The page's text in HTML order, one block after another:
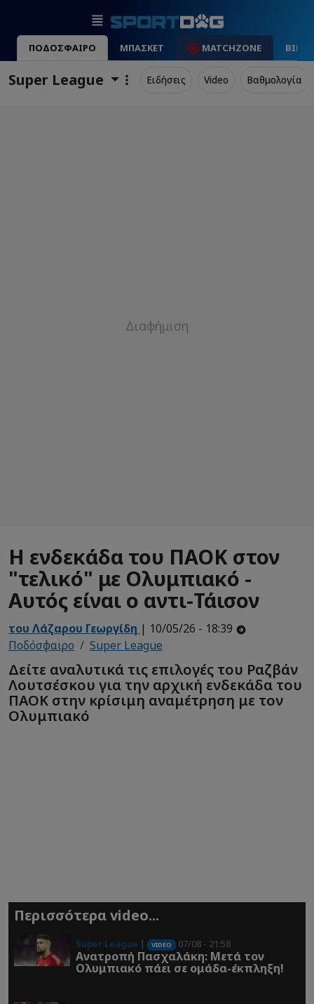
ΠΟΔΟΣΦΑΙΡΟ ΜΠΑΣΚΕΤ MATCHZONE
Super League Ειδήσεις Video Βαθμολογία
Η ενδεκάδα του ΠΑΟΚ στον
"τελικό" με Ολυμπιακό -
Αυτός είναι ο αντι-Τάισον
του Λάζαρου Γεωργίδη | 10/05/26 - 18:39
Ποδόσφαιρο
Super League
Δείτε αναλυτικά τις επιλογές του Ραζβάν
Λουτσέσκου για την αρχική ενδεκάδα του
ΠΑΟΚ στην κρίσιμη αναμέτρηση με τον
Ολυμπιακό
Περισσότερα video...
Super League | VIDEO 07/08 - 21:58
Ανατροπή Πασχαλάκη: Μετά τον
Ολυμπιακό πάει σε ομάδα-έκπληξη!